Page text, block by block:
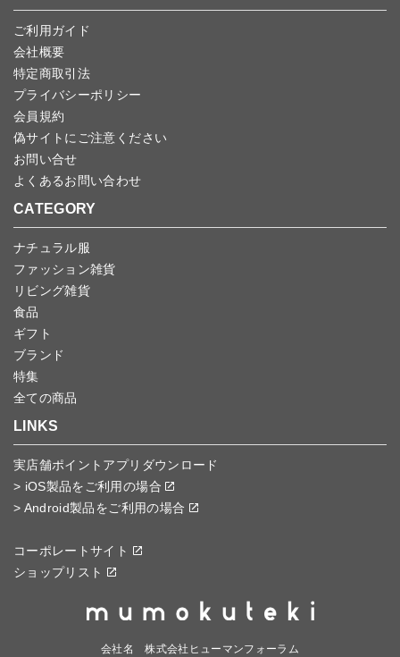
予約商品など一部キャンセルが出来ない場合がございます。あらか
じめご了承ください。
ご利用ガイド
会社概要
特定商取引法
プライバシーポリシー
会員規約
偽サイトにご注意ください
お問い合せ
よくあるお問い合わせ
CATEGORY
ナチュラル服
ファッション雑貨
リビング雑貨
食品
ギフト
ブランド
特集
全ての商品
LINKS
実店舗ポイントアプリダウンロード
> iOS製品をご利用の場合
> Android製品をご利用の場合
コーポレートサイト
ショップリスト
会社名 株式会社ヒューマンフォーラム